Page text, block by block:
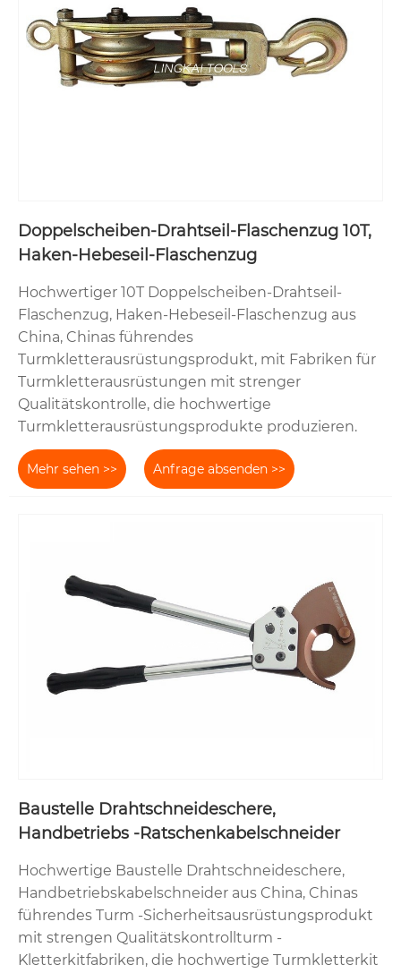
Doppelscheiben-Drahtseil-Flaschenzug 10T,
Haken-Hebeseil-Flaschenzug
Hochwertiger 10T Doppelscheiben-Drahtseil-
Flaschenzug, Haken-Hebeseil-Flaschenzug aus
China, Chinas führendes
Turmkletterausrüstungsprodukt, mit Fabriken für
Turmkletterausrüstungen mit strenger
Qualitätskontrolle, die hochwertige
Turmkletterausrüstungsprodukte produzieren.
Mehr sehen >> Anfrage absenden >>
Baustelle Drahtschneideschere,
Handbetriebs -Ratschenkabelschneider
Hochwertige Baustelle Drahtschneideschere,
Handbetriebskabelschneider aus China, Chinas
führendes Turm -Sicherheitsausrüstungsprodukt
mit strengen Qualitätskontrollturm -
Kletterkitfabriken, die hochwertige Turmkletterkit